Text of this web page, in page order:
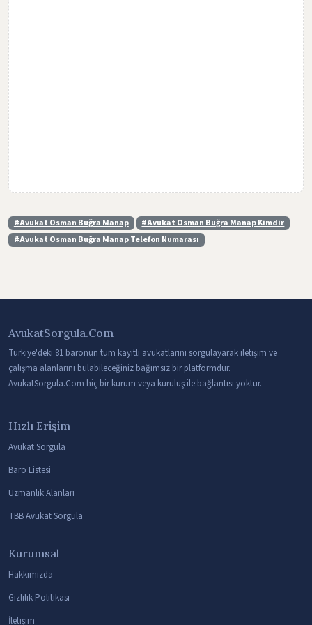
#Avukat Osman Buğra Manap
#Avukat Osman Buğra Manap Kimdir
#Avukat Osman Buğra Manap Telefon Numarası
AvukatSorgula.Com
Türkiye'deki 81 baronun tüm kayıtlı avukatlarını sorgulayarak iletişim ve
çalışma alanlarını bulabileceğiniz bağımsız bir platformdur.
AvukatSorgula.Com hiç bir kurum veya kuruluş ile bağlantısı yoktur.
Hızlı Erişim
Avukat Sorgula
Baro Listesi
Uzmanlık Alanları
TBB Avukat Sorgula
Kurumsal
Hakkımızda
Gizlilik Politikası
İletişim